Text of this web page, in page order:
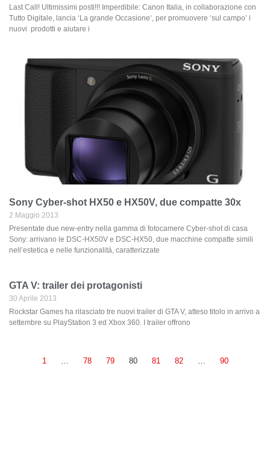
Last Call! Ultimissimi posti!!! Imperdibile: Canon Italia, in collaborazione con
Tutto Digitale, lancia ‘La grande Occasione‘, per promuovere ‘sul campo’ i
nuovi prodotti e aiutare i
Sony Cyber-shot HX50 e HX50V, due compatte 30x
2 Maggio 2013
Presentate due new-entry nella gamma di fotocamere Cyber-shot di casa
Sony: arrivano le DSC-HX50V e DSC-HX50, due macchine compatte simili
nell’estetica e nelle funzionalità, caratterizzate
GTA V: trailer dei protagonisti
30 Aprile 2013
Rockstar Games ha rilasciato tre nuovi trailer di GTA V, atteso titolo in arrivo a
settembre su PlayStation 3 ed Xbox 360. I trailer offrono
1 … 78 79 80 81 82 … 90